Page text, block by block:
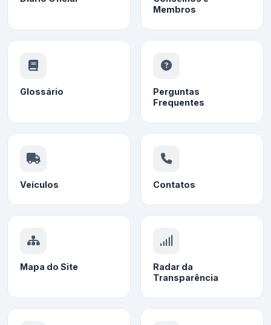
Membros
Glossário
Perguntas
Frequentes
Veículos Contatos
Mapa do Site
Radar da
Transparência